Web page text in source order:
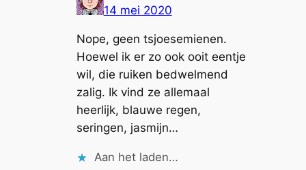
14 mei 2020
Nope, geen tsjoesemienen.
Hoewel ik er zo ook ooit eentje
wil, die ruiken bedwelmend
zalig. Ik vind ze allemaal
heerlijk, blauwe regen,
seringen, jasmijn…
Aan het laden…